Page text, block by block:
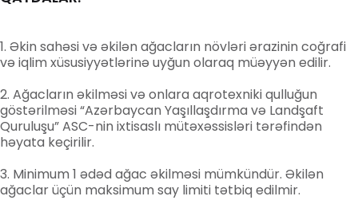
Əkin sahəsi və əkilən ağacların növləri ərazinin coğrafi
və iqlim xüsusiyyətlərinə uyğun olaraq müəyyən edilir.
Ağacların əkilməsi və onlara aqrotexniki qulluğun
göstərilməsi “Azərbaycan Yaşıllaşdırma və Landşaft
Quruluşu” ASC-nin ixtisaslı mütəxəssisləri tərəfindən
həyata keçirilir.
Minimum 1 ədəd ağac əkilməsi mümkündür. Əkilən
ağaclar üçün maksimum say limiti tətbiq edilmir.